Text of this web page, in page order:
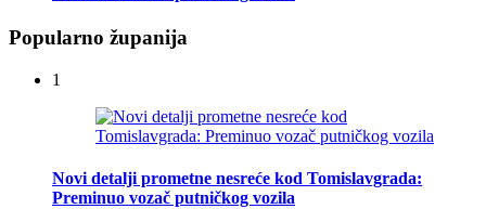
Popularno županija
1
Novi detalji prometne nesreće kod Tomislavgrada:
Preminuo vozač putničkog vozila